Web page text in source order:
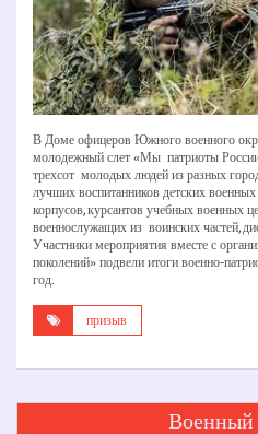
В Доме офицеров Южного военного
молодежный слет «Мы ­ патриоты
трехсот молодых людей из разных
лучших воспитанников детских
корпусов, курсантов учебных военных
военнослужащих из воинских частей,
Участники мероприятия вместе с
поколений» подвели итоги военно-­
год.
призыв
Военный